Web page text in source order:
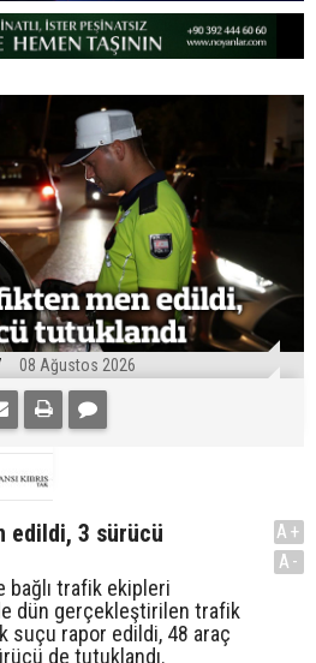
08 Ağustos 2026
edildi, 3 sürücü
bağlı trafik ekipleri
dün gerçekleştirilen trafik
suçu rapor edildi, 48 araç
de tutuklandı.
A+
A-